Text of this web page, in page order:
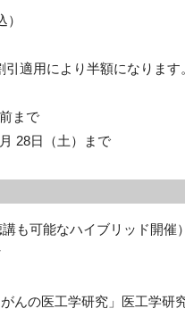
適用により半額になります
まで
28日（土）まで
も可能なハイブリッド開催）
んの医工学研究」医工学